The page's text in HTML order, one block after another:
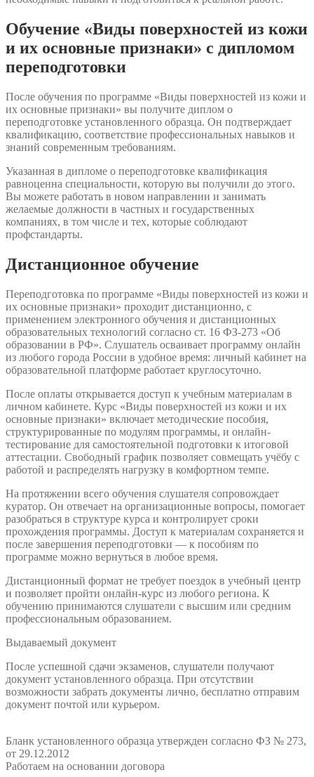
Обучение «Виды поверхностей из кожи
и их основные признаки» с дипломом
переподготовки
После обучения по программе «Виды поверхностей из кожи и
их основные признаки» вы получите диплом о
переподготовке установленного образца. Он подтверждает
квалификацию, соответствие профессиональных навыков и
знаний современным требованиям.
Указанная в дипломе о переподготовке квалификация
равноценна специальности, которую вы получили до этого.
Вы можете работать в новом направлении и занимать
желаемые должности в частных и государственных
компаниях, в том числе и тех, которые соблюдают
профстандарты.
Дистанционное обучение
Переподготовка по программе «Виды поверхностей из кожи и
их основные признаки» проходит дистанционно, с
применением электронного обучения и дистанционных
образовательных технологий согласно ст. 16 ФЗ-273 «Об
образовании в РФ». Слушатель осваивает программу онлайн
из любого города России в удобное время: личный кабинет на
образовательной платформе работает круглосуточно.
После оплаты открывается доступ к учебным материалам в
личном кабинете. Курс «Виды поверхностей из кожи и их
основные признаки» включает методические пособия,
структурированные по модулям программы, и онлайн-
тестирование для самостоятельной подготовки к итоговой
аттестации. Свободный график позволяет совмещать учёбу с
работой и распределять нагрузку в комфортном темпе.
На протяжении всего обучения слушателя сопровождает
куратор. Он отвечает на организационные вопросы, помогает
разобраться в структуре курса и контролирует сроки
прохождения программы. Доступ к материалам сохраняется и
после завершения переподготовки — к пособиям по
программе можно вернуться в любое время.
Дистанционный формат не требует поездок в учебный центр
и позволяет пройти онлайн-курс из любого региона. К
обучению принимаются слушатели с высшим или средним
профессиональным образованием.
Выдаваемый документ
После успешной сдачи экзаменов, слушатели получают
документ установленного образца. При отсутствии
возможности забрать документы лично, бесплатно отправим
документ почтой или курьером.
Бланк установленного образца утвержден согласно ФЗ № 273,
от 29.12.2012
Работаем на основании договора